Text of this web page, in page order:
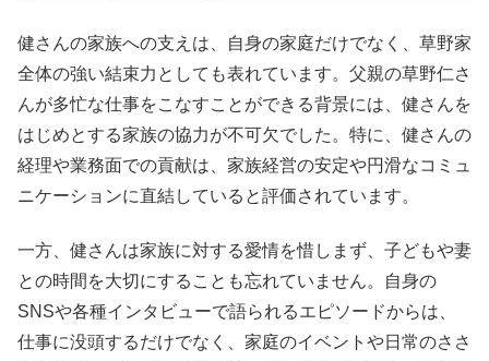
健さんの家族への支えは、自身の家庭だけでなく、草野家
全体の強い結束力としても表れています。父親の草野仁さ
んが多忙な仕事をこなすことができる背景には、健さんを
はじめとする家族の協力が不可欠でした。特に、健さんの
経理や業務面での貢献は、家族経営の安定や円滑なコミュ
ニケーションに直結していると評価されています。
一方、健さんは家族に対する愛情を惜しまず、子どもや妻
との時間を大切にすることも忘れていません。自身の
SNSや各種インタビューで語られるエピソードからは、
仕事に没頭するだけでなく、家庭のイベントや日常のささ